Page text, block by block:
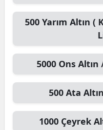
500 Yarım Altın (
5000 Ons Altın
500 Ata Altın
1000 Çeyrek